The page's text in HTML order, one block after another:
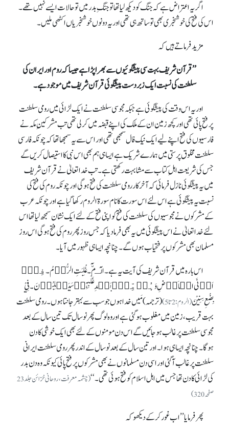
اگر یہ اعتراض ہے کہ جنگ کو دیکھ لیا تھا تو جنگِ بدر میں تو حالات ایسے نہیں تھے۔
اس کی فتح کی خوشخبری بھی تو ساتھ ہی تھی اور یہ دونوں خوشخبریاں اکٹھی ملیں۔
مزید فرماتے ہیں کہ
’’قرآن شریف بہت سی پیشگوئیوں سے بھرا پڑا ہے جیساکہ روم اور ایران کی
سلطنت کی نسبت ایک زبردست پیشگوئی قرآن شریف میں موجود ہے۔
اور یہ اس وقت کی پیشگوئی ہے جبکہ مجوسی سلطنت نے ایک لڑائی میں رومی سلطنت
پر فتح پائی تھی اور کچھ زمین ان کے ملک کی اپنے قبضہ میں کر لی تھی تب مشرکینِ مکہ نے
فارسیوں کی فتح اپنے لیے ایک نیک فال سمجھی تھی اور اس سے یہ سمجھا تھا کہ چونکہ فارسی
سلطنت مخلوق پرستی میں ہمارے شریک ہے ایسا ہی ہم بھی اس نبی کا استیصال کریں گے
جس کی شریعت اہلِ کتاب سے مشابہت رکھتی ہے۔ تب خدا تعالیٰ نے قرآن شریف
میں یہ پیشگوئی نازل فرمائی کہ آخرکار رومی سلطنت کی فتح ہوگی اور چونکہ روم کی فتح کی
نسبت یہ پیشگوئی ہے اس لئے اس سورت کا نام سورة الرو م رکھا گیا ہے اورچونکہ عرب
کے مشرکوں نے مجوسیوں کی سلطنت کی فتح کو اپنی فتح کے لئے ایک نشان سمجھ لیا تھا اس
لئے خدا تعالیٰ نے اس پیشگوئی میں یہ بھی فرما دیا کہ جس روز پھر روم کی فتح ہوگی اس روز
مسلمان بھی مشرکوں پر فتحیاب ہوں گے۔ چنانچہ ایسا ہی ظہور میں آیا۔
اس بارہ میں قرآن شریف کی آیت یہ ہے۔ الٓـمّٓ۔غُلِبَتِ الرُّوۡمُ۔ فِیۡۤ
اَدۡنَی الۡاَرۡضِ وَہُمۡ مِّنۡۢ بَعۡدِ غَلَبِہِمۡ سَیَغۡلِبُوۡنَ۔ فِيْ
بِضْعِ سِنِيْنَ(الروم:2تا 5)
(ترجمہ) مَیں خدا ہوں جو سب سے بہتر جانتا ہوں۔ رومی سلطنت
بہت قریب، زمین میں مغلوب ہو گئی ہے اوروہ لوگ پھر نو سال تک تین سال کے بعد
مجوسی سلطنت پر غالب ہو جائیں گے اس دن مومنوں کے لئے بھی ایک خوشی کا دن
ہوگا۔ چنانچہ ایسا ہی ہوا۔ اور تین سال کے بعد نو سال کے اندر پھر رومی سلطنت ایرانی
سلطنت پر غالب آگئی اور اسی دن مسلمانوں نے بھی مشرکوں پر فتح پائی کیونکہ وہ دن بدر
کی لڑائی کا دن تھا جس میں اہل اسلام کو فتح ہوئی تھی۔‘‘
(چشمہ معرفت ، روحانی خزائن جلد 23
صفحہ320)
پھر فرمایا ’’اب غور کرکے دیکھو کہ